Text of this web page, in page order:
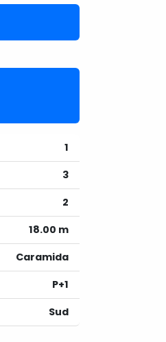
1
3
2
18.00 m
Caramida
P+1
Sud